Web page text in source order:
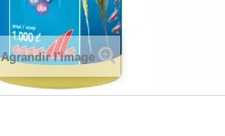
Agrandir l'image